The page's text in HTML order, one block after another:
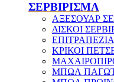
ΣΕΡΒΙΡΙΣΜΑ
ΑΞΕΣΟΥΑΡ
ΔΙΣΚΟΙ
ΚΡΙΚΟΙ
ΜΠΩΛ